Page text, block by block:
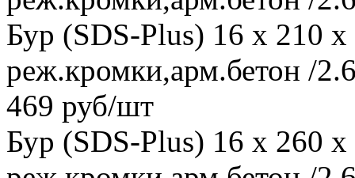
Бур (SDS-Plus) 16 x 210
реж.кромки,арм.бетон /
469 руб/шт
Бур (SDS-Plus) 16 x 260